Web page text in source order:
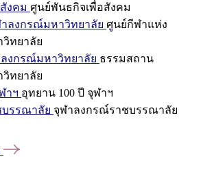
งคม ศูนย์พันธกิจเพื่อสังคม
ลงกรณ์มหาวิทยาลัย ศูนย์กีฬาแห่ง
ทยาลัย
งกรณ์มหาวิทยาลัย ธรรมสถาน
ทยาลัย
าฯ อุทยาน 100 ปี จุฬาฯ
รรณาลัย จุฬาลงกรณ์ราชบรรณาลัย